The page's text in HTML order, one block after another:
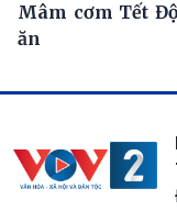
Mâm cơm Tết
ăn